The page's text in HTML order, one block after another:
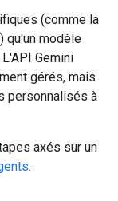
(comme la
qu'un modèle
Gemini
gérés, mais
personnalisés à
axés sur un
.